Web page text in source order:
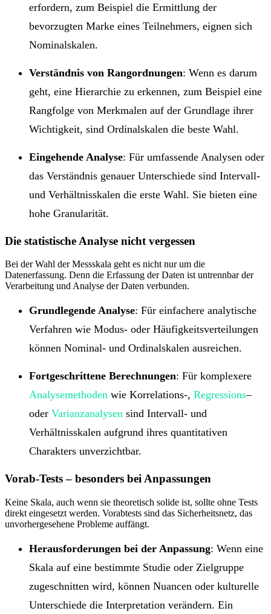
erfordern, zum Beispiel die Ermittlung der
bevorzugten Marke eines Teilnehmers, eignen sich
Nominalskalen.
Verständnis von Rangordnungen: Wenn es darum
geht, eine Hierarchie zu erkennen, zum Beispiel eine
Rangfolge von Merkmalen auf der Grundlage ihrer
Wichtigkeit, sind Ordinalskalen die beste Wahl.
Eingehende Analyse: Für umfassende Analysen oder
das Verständnis genauer Unterschiede sind Intervall-
und Verhältnisskalen die erste Wahl. Sie bieten eine
hohe Granularität.
Die statistische Analyse nicht vergessen
Bei der Wahl der Messskala geht es nicht nur um die
Datenerfassung. Denn die Erfassung der Daten ist untrennbar der
Verarbeitung und Analyse der Daten verbunden.
Grundlegende Analyse: Für einfachere analytische
Verfahren wie Modus- oder Häufigkeitsverteilungen
können Nominal- und Ordinalskalen ausreichen.
Fortgeschrittene Berechnungen: Für komplexere
Analysemethoden wie Korrelations-, Regressions–
oder Varianzanalysen sind Intervall- und
Verhältnisskalen aufgrund ihres quantitativen
Charakters unverzichtbar.
Vorab-Tests – besonders bei Anpassungen
Keine Skala, auch wenn sie theoretisch solide ist, sollte ohne Tests
direkt eingesetzt werden. Vorabtests sind das Sicherheitsnetz, das
unvorhergesehene Probleme auffängt.
Herausforderungen bei der Anpassung: Wenn eine
Skala auf eine bestimmte Studie oder Zielgruppe
zugeschnitten wird, können Nuancen oder kulturelle
Unterschiede die Interpretation verändern. Ein